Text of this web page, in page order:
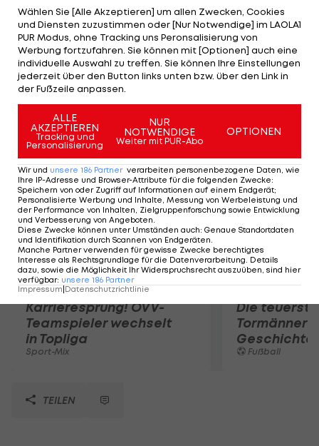
Amerikaner Brandt Snedeker. Der bisherige
Leader Snedeker spielt eine 73er-Runde. Tiger
Woods hat vor der Schlussrunde 5 Schläge
Rückstand. Der Weltranglisten-Zweite Rory
McIlroy (NIR) ist mit 16 Schlägen aussichtslos ins
Hintertreffen geraten.
Mehr zum Thema
Karrieresprung! ÖVV-
Teamspieler wechselt
in Topliga
Sport-Mix
Die
Tormänner
Geschichte
Fußball
TEILEN
Wählen Sie [Alle Akzeptieren] um allen Zwecken, Cookies
und Diensten zuzustimmen oder [Nur Notwendige] im LAOLA1
PUR Modus, ohne Tracking uns Peronsalisierung von
Werbung fortzufahren. Sie können mit [Optionen] auch eine
individuelle Auswahl zu treffen. Sie können Ihre Einstellungen
jederzeit über den Button links unten bzw. über den Link in
der Fußzeile anpassen.
ALLE
AKZEPTIEREN
Tracking und
Personalisierung
NUR
NOTWENDIGE
Weiter mit PUR-Abo
OPTIONEN
Wir und unsere 186 Partner verarbeiten personenbezogene Daten, wie
Ihre IP-Adresse und Browser-Attribute für die folgenden Zwecke:
Speichern von oder Zugriff auf Informationen auf einem Endgerät;
Personalisierte Werbung und Inhalte, Messung von Werbeleistung und
der Performance von Inhalten, Zielgruppenforschung sowie Entwicklung
und Verbesserung von Angeboten.
Diese Zwecke können unter Umständen auch: Genaue Standortdaten
und Identifikation durch Scannen von Endgeräten.
Manche Partner verwenden für gewisse Zwecke berechtigtes
Interesse als Rechtsgrundlage für die Datenverarbeitung. Details
dazu, sowie die Möglichkeit Ihr Widerspruchsrecht auszuüben, sind hier
verfügbar: unsere 186 Partner
Impressum Datenschutzrichtlinie